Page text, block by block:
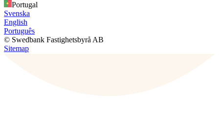
Portugal
Svenska
English
Português
© Swedbank Fastighetsbyrå AB
Sitemap